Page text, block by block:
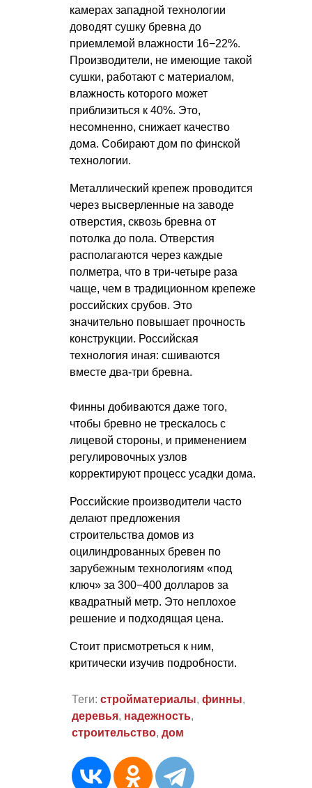
камерах западной технологии
доводят сушку бревна до
приемлемой влажности 16−22%.
Производители, не имеющие такой
сушки, работают с материалом,
влажность которого может
приблизиться к 40%. Это,
несомненно, снижает качество
дома. Собирают дом по финской
технологии.
Металлический крепеж проводится
через высверленные на заводе
отверстия, сквозь бревна от
потолка до пола. Отверстия
располагаются через каждые
полметра, что в три-четыре раза
чаще, чем в традиционном крепеже
российских срубов. Это
значительно повышает прочность
конструкции. Российская
технология иная: сшиваются
вместе два-три бревна.
Финны добиваются даже того,
чтобы бревно не трескалось с
лицевой стороны, и применением
регулировочных узлов
корректируют процесс усадки дома.
Российские производители часто
делают предложения
строительства домов из
оцилиндрованных бревен по
зарубежным технологиям «под
ключ» за 300−400 долларов за
квадратный метр. Это неплохое
решение и подходящая цена.
Стоит присмотреться к ним,
критически изучив подробности.
Теги: стройматериалы, финны,
деревья, надежность,
строительство, дом